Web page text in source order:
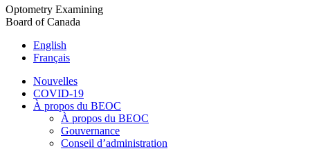
Optometry Examining
Board of Canada
English
Français
Nouvelles
COVID-19
À propos du BEOC
À propos du BEOC
Gouvernance
Conseil d’administration